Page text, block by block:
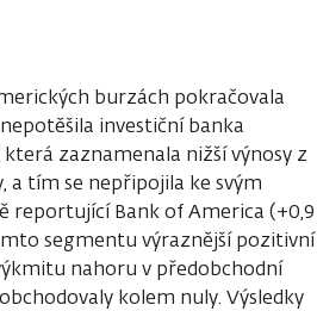
burzách pokračovala
investiční banka
která zaznamenala nižší výnosy z
a tím se nepřipojila ke svým
reportující Bank of America (+0,9
segmentu výraznější pozitivní
nahoru v předobchodní
kolem nuly. Výsledky